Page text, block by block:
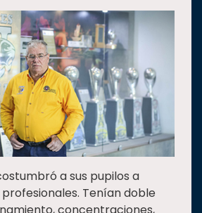
a sus pupilos a
Tenían doble